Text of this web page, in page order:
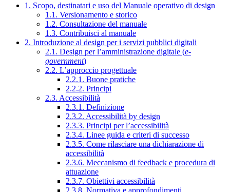
1. Scopo, destinatari e uso del Manuale operativo di design
1.1. Versionamento e storico
1.2. Consultazione del manuale
1.3. Contribuisci al manuale
2. Introduzione al design per i servizi pubblici digitali
2.1. Design per l’amministrazione digitale (e-
government)
2.2. L’approccio progettuale
2.2.1. Buone pratiche
2.2.2. Principi
2.3. Accessibilità
2.3.1. Definizione
2.3.2. Accessibilità by design
2.3.3. Principi per l’accessibilità
2.3.4. Linee guida e criteri di successo
2.3.5. Come rilasciare una dichiarazione di
accessibilità
2.3.6. Meccanismo di feedback e procedura di
attuazione
2.3.7. Obiettivi accessibilità
2.3.8. Normativa e approfondimenti